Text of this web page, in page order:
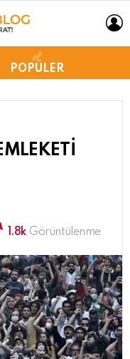
POPÜLER
1.8k Görüntülenme